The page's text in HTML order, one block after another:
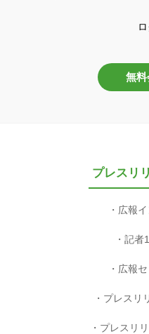
無
プレスリ
広報
記者
広報
プレスリ
プレスリ